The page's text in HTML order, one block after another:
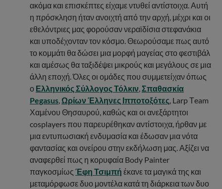
ακόμα και επισκέπτες είχαμε ντυθεί αντίστοιχα. Αυτή
η πρόσκληση ήταν ανοιχτή από την αρχή, μέχρι και οι
εθελόντριες μας φορούσαν νεραϊδίσια στεφανάκια
και υποδέχονταν τον κόσμο. Θεωρούσαμε πως αυτό
το κομμάτι θα δώσει μια μορφή μαγείας στο φεστιβάλ
και αμέσως θα ταξιδέψει μικρούς και μεγάλους σε μια
άλλη εποχή. Όλες οι ομάδες που συμμετείχαν όπως
ο Ελληνικός Σύλλογος Τόλκιν,Σπαθασκία
Pegasus,Ωρίων Έλληνες Ιπποτοξότες, Larp Τeam
Χαμένου Θησαυρού, καθώς και οι ανεξάρτητοι
cosplayers που παρευρέθηκαν αντίστοιχα, ήρθαν με
μια εντυπωσιακή ενδυμασία και έδωσαν μια νότα
φαντασίας και ονείρου στην εκδήλωση μας. Αξίζει να
αναφερθεί πως η κορυφαία Body Painter
παγκοσμίως Έφη Τσιμπή έκανε τα μαγικά της και
μεταμόρφωσε δυο μοντέλα κατά τη διάρκεια των δυο